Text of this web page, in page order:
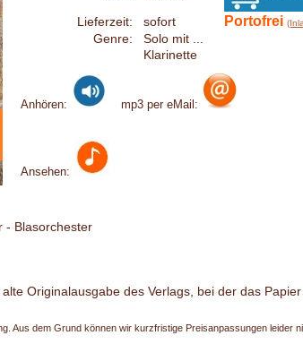
Lieferzeit: sofort Portofrei
Genre:
Solo mit ...
Klarinette
Anhören: mp3 per eMail:
Ansehen:
- Blasorchester
Originalausgabe des Verlags, bei der das
Aus dem Grund können wir kurzfristige Preisanpassungen leider